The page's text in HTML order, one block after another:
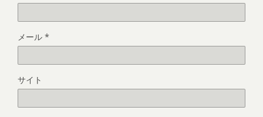
メール *
サイト